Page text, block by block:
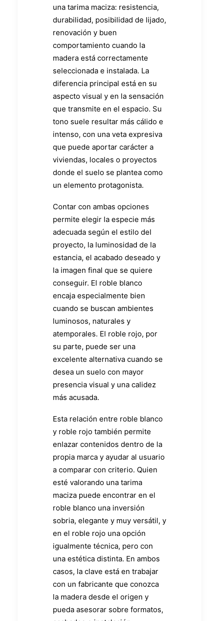
una tarima maciza: resistencia,
durabilidad, posibilidad de lijado,
renovación y buen
comportamiento cuando la
madera está correctamente
seleccionada e instalada. La
diferencia principal está en su
aspecto visual y en la sensación
que transmite en el espacio. Su
tono suele resultar más cálido e
intenso, con una veta expresiva
que puede aportar carácter a
viviendas, locales o proyectos
donde el suelo se plantea como
un elemento protagonista.
Contar con ambas opciones
permite elegir la especie más
adecuada según el estilo del
proyecto, la luminosidad de la
estancia, el acabado deseado y
la imagen final que se quiere
conseguir. El roble blanco
encaja especialmente bien
cuando se buscan ambientes
luminosos, naturales y
atemporales. El roble rojo, por
su parte, puede ser una
excelente alternativa cuando se
desea un suelo con mayor
presencia visual y una calidez
más acusada.
Esta relación entre roble blanco
y roble rojo también permite
enlazar contenidos dentro de la
propia marca y ayudar al usuario
a comparar con criterio. Quien
esté valorando una tarima
maciza puede encontrar en el
roble blanco una inversión
sobria, elegante y muy versátil, y
en el roble rojo una opción
igualmente técnica, pero con
una estética distinta. En ambos
casos, la clave está en trabajar
con un fabricante que conozca
la madera desde el origen y
pueda asesorar sobre formatos,